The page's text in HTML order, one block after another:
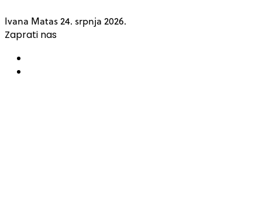
Ivana Matas24. srpnja 2026.
Zaprati nas